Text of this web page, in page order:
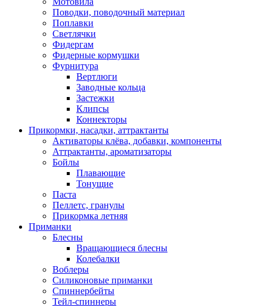
Поводки, поводочный материал
Поплавки
Светлячки
Фидергам
Фидерные кормушки
Фурнитура
Вертлюги
Заводные кольца
Застежки
Клипсы
Коннекторы
Прикормки, насадки, аттрактанты
Активаторы клёва, добавки, компоненты
Аттрактанты, ароматизаторы
Бойлы
Плавающие
Тонущие
Паста
Пеллетс, гранулы
Прикормка летняя
Приманки
Блесны
Вращающиеся блесны
Колебалки
Воблеры
Силиконовые приманки
Спиннербейты
Тейл-спиннеры